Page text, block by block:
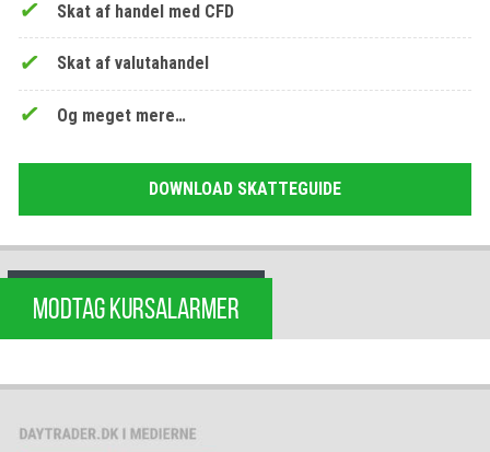
Skat af handel med CFD
Skat af valutahandel
Og meget mere…
DOWNLOAD SKATTEGUIDE
MODTAG KURSALARMER